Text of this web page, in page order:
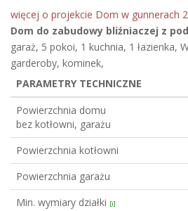
więcej o projekcie Dom w gunnerach
Dom do zabudowy bliźniaczej z
garaż, 5 pokoi, 1 kuchnia, 1 łazienka,
garderoby, kominek,
PARAMETRY TECHNICZNE
Powierzchnia domu
bez kotłowni, garażu
Powierzchnia kotłowni
Powierzchnia garażu
Min. wymiary działki [i]